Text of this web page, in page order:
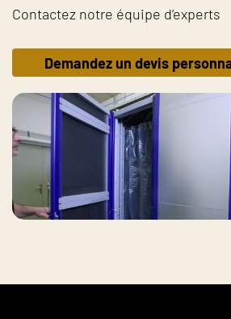
Contactez notre équipe d’experts
Demandez un devis